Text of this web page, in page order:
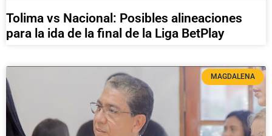
Tolima vs Nacional: Posibles alineaciones
para la ida de la final de la Liga BetPlay
MAGDALENA